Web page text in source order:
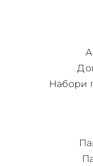
Набори